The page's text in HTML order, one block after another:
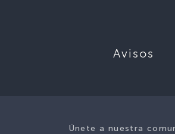
Avisos
Únete a nuestra